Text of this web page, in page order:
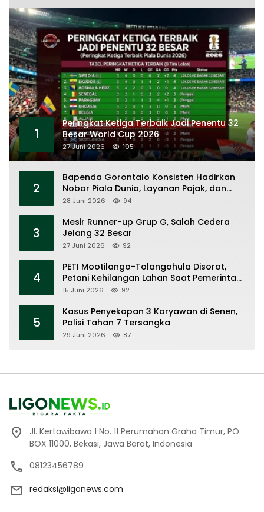
1
Peringkat Ketiga Terbaik Jadi Penentu 32
Besar World Cup 2026
27 Juni 2026 105
2
Bapenda Gorontalo Konsisten Hadirkan
Nobar Piala Dunia, Layanan Pajak, dan
Ruang UMKM
28 Juni 2026 94
3
Mesir Runner-up Grup G, Salah Cedera
Jelang 32 Besar
27 Juni 2026 92
4
PETI Mootilango-Tolangohula Disorot,
Petani Kehilangan Lahan Saat Pemerintah
Fokus Panggung Seremonial
15 Juni 2026 92
5
Kasus Penyekapan 3 Karyawan di Senen,
Polisi Tahan 7 Tersangka
29 Juni 2026 87
Jl. Kertawibawa 1 No. 11 Perumahan Graha Timur, PO.
BOX 11000, Bekasi, Jawa Barat, Indonesia
08123456789
redaksi@ligonews.com